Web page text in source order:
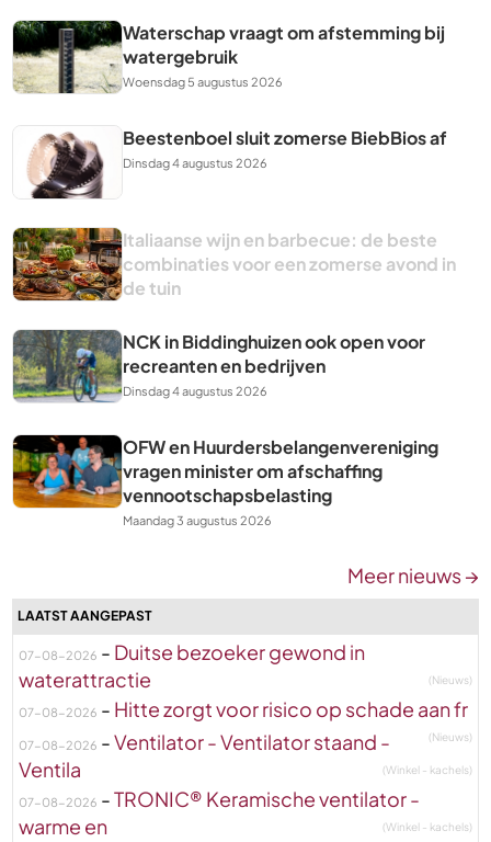
Waterschap vraagt om afstemming bij
watergebruik
Woensdag 5 augustus 2026
Beestenboel sluit zomerse BiebBios af
Dinsdag 4 augustus 2026
Italiaanse wijn en barbecue: de beste
combinaties voor een zomerse avond in
de tuin
NCK in Biddinghuizen ook open voor
recreanten en bedrijven
Dinsdag 4 augustus 2026
OFW en Huurdersbelangenvereniging
vragen minister om afschaffing
vennootschapsbelasting
Maandag 3 augustus 2026
Meer nieuws →
LAATST AANGEPAST
07-08-2026 - Duitse bezoeker gewond in
waterattractie
(Nieuws)
07-08-2026 - Hitte zorgt voor risico op schade aan fr
(Nieuws)
07-08-2026 -Ventilator - Ventilator staand -
Ventila
(Winkel - kachels)
07-08-2026 -TRONIC® Keramische ventilator -
warme en
(Winkel - kachels)